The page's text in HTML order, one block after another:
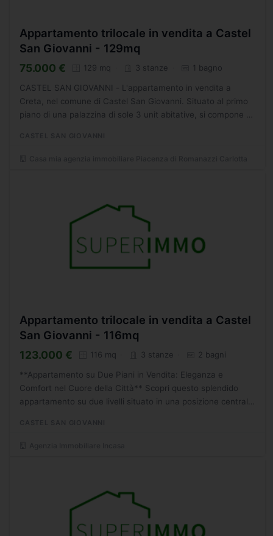
Appartamento trilocale in vendita a Castel
San Giovanni - 129mq
75.000 € 129 mq 3 stanze 1 bagno
CASTEL SAN GIOVANNI - L'appartamento in vendita a
Creta, nel comune di Castel San Giovanni. Situato al primo
piano di una palazzina di sole 3 unit abitative, si compone di
Appartamento trilocale in vendita a Castel
San Giovanni - 116mq
123.000 € 116 mq 3 stanze 2 bagni
**Appartamento su Due Piani in Vendita: Eleganza e
Comfort nel Cuore della Città** Scopri questo splendido
appartamento su due livelli situato in una posizione centrale